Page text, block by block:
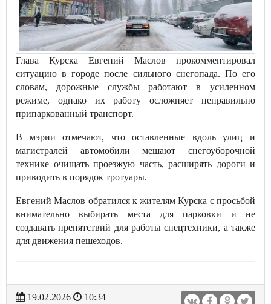
Глава Курска Евгений Маслов прокомментировал
ситуацию в городе после сильного снегопада. По его
словам, дорожные службы работают в усиленном
режиме, однако их работу осложняет неправильно
припаркованный транспорт.
В мэрии отмечают, что оставленные вдоль улиц и
магистралей автомобили мешают снегоуборочной
технике очищать проезжую часть, расширять дороги и
приводить в порядок тротуары.
Евгений Маслов обратился к жителям Курска с просьбой
внимательно выбирать места для парковки и не
создавать препятствий для работы спецтехники, а также
для движения пешеходов.
19.02.2026
10:34